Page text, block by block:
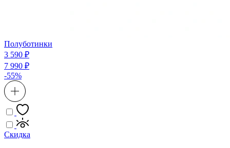
Полуботинки
3 590 ₽
7 990 ₽
-55%
Скидка